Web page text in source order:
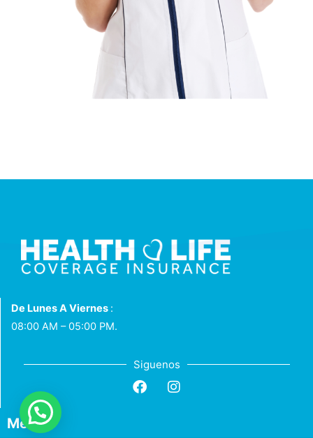
De Lunes A Viernes :
08:00 AM – 05:00 PM.
Siguenos
Menú